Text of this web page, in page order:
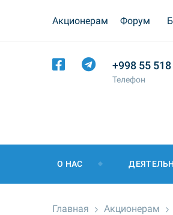
Акционерам Форум
+998 55
Телефон
О НАС
Главная Акционерам